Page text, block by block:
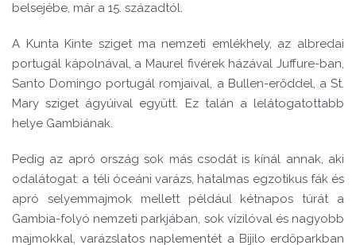
belsejébe, már a 15. századtól.
A Kunta Kinte sziget ma nemzeti emlékhely, az albredai
portugál kápolnával, a Maurel fivérek házával Juffure-ban,
Santo Domingo portugál romjaival, a Bullen-erőddel, a St.
Mary sziget ágyúival együtt. Ez talán a lelátogatottabb
helye Gambiának.
Pedig az apró ország sok más csodát is kínál annak, aki
odalátogat: a téli óceáni varázs, hatalmas egzotikus fák és
apró selyemmajmok mellett például kétnapos túrát a
Gambia-folyó nemzeti parkjában, sok vízilóval és nagyobb
majmokkal, varázslatos naplementét a Bijilo erdőparkban